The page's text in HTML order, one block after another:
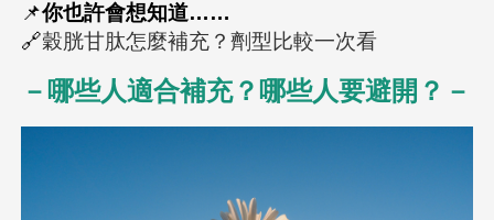
📌你也許會想知道……
🔗穀胱甘肽怎麼補充？劑型比較一次看
－哪些人適合補充？哪些人要避開？－